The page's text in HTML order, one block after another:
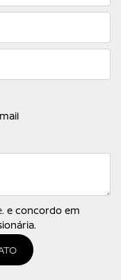
e concordo em